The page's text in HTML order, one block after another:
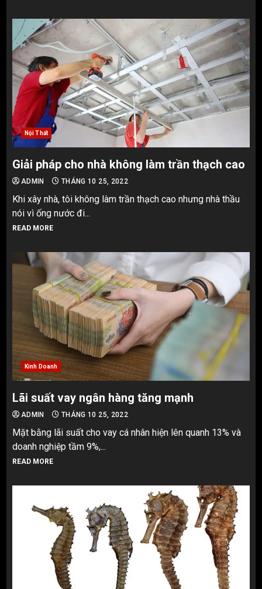
Nội Thất
Giải pháp cho nhà không làm trần thạch cao
ADMIN THÁNG 10 25, 2022
Khi xây nhà, tôi không làm trần thạch cao nhưng nhà thầu
nói vì ống nước đi...
READ MORE
Kinh Doanh
Lãi suất vay ngân hàng tăng mạnh
ADMIN THÁNG 10 25, 2022
Mặt bằng lãi suất cho vay cá nhân hiện lên quanh 13% và
doanh nghiệp tầm 9%,...
READ MORE